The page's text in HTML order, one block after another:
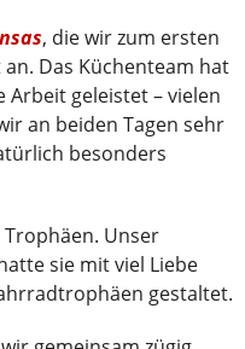
, die wir zum ersten
Das Küchenteam hat
Arbeit geleistet – vielen
an beiden Tagen sehr
besonders
Unser
sie mit viel Liebe
gestaltet.